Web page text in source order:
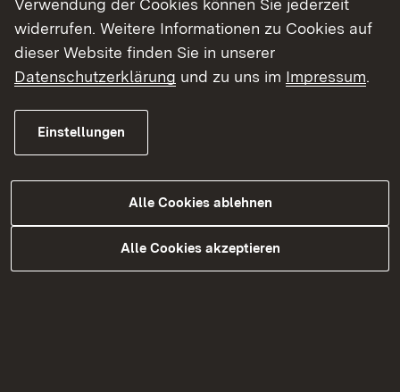
ganz normale Fahrzeughalter, Taxifahrer,
Gemeinden und die Landratsämter als
Straßenverkehrsbehörden und
Straßenverkehrszulassungsbehörden. Wir erteilen
Genehmigungen, Erlaubnisse und
Ausgleichszahlungen.
Unsere Aufgaben im Detail
Personenbeförderung
Verwendung der Cookies können Sie jederzeit
widerrufen. Weitere Informationen zu Cookies auf
dieser Website finden Sie in unserer
Datenschutzerklärung und zu uns im Impressum.
Einstellungen
Alle Cookies ablehnen
Alle Cookies akzeptieren